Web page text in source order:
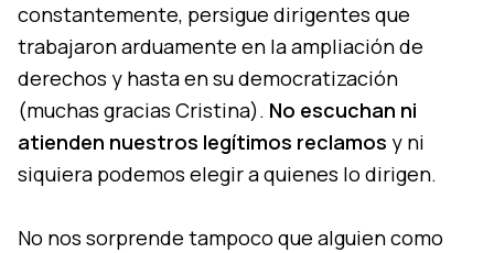
constantemente, persigue dirigentes que
trabajaron arduamente en la ampliación de
derechos y hasta en su democratización
(muchas gracias Cristina). No escuchan ni
atienden nuestros legítimos reclamos y ni
siquiera podemos elegir a quienes lo dirigen.
No nos sorprende tampoco que alguien como